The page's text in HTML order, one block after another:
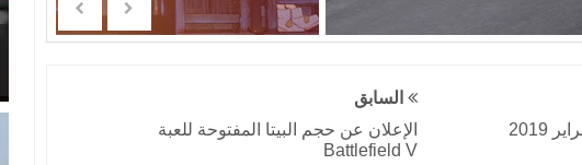
السابق
الإعلان عن حجم البيتا المفتوحة للعبة
Battlefield V